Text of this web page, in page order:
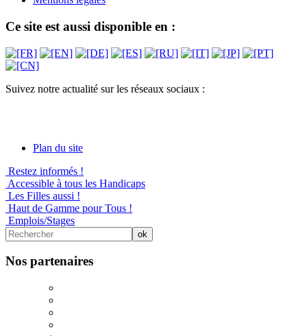
Ce site est aussi disponible en :
Suivez notre actualité sur les réseaux sociaux :
Plan du site
Restez informés !
Accessible à tous les Handicaps
Les Filles aussi !
Haut de Gamme pour Tous !
Emplois/Stages
Nos partenaires